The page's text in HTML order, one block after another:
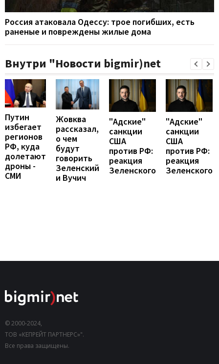
Россия атаковала Одессу: трое погибших, есть
раненые и повреждены жилые дома
Внутри "Новости bigmir)net
Путин
избегает
регионов
РФ, куда
долетают
дроны -
СМИ
Жовква
рассказал,
о чем
будут
говорить
Зеленский
и Вучич
"Адские"
санкции
США
против РФ:
реакция
Зеленского
"Адские"
санкции
США
против РФ:
реакция
Зеленского
© 2000-2024,
ТОВ «КЕПРЕЙТ ПАРТНЕРС»".
Все права защищены.